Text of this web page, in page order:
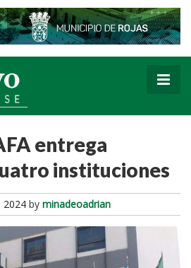
entrega
instituciones
2024 by minadeoadrian